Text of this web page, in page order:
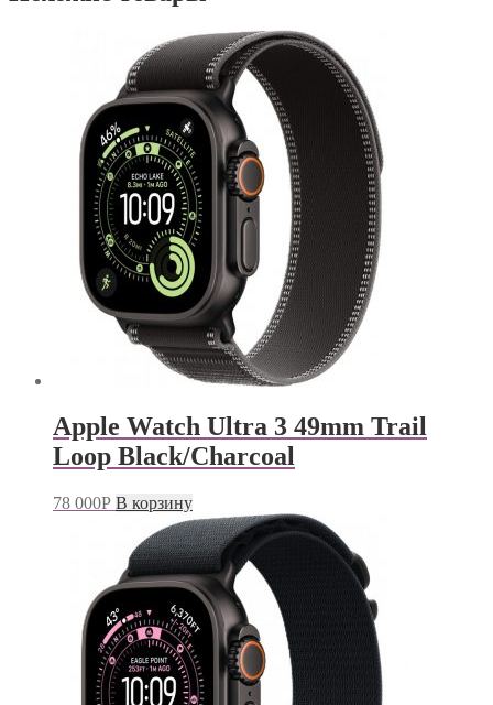
Apple Watch Ultra 3 49mm Trail
Loop Black/Charcoal
78 000Р В корзину